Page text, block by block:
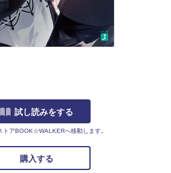
試し読みをする
アBOOK☆WALKERへ移動します。
購入する